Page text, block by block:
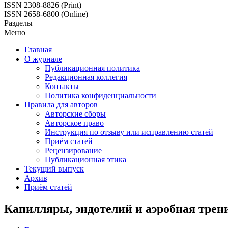
ISSN 2308-8826 (Print)
ISSN 2658-6800 (Online)
Разделы
Меню
Главная
О журнале
Публикационная политика
Редакционная коллегия
Контакты
Политика конфиденциальности
Правила для авторов
Авторские сборы
Авторское право
Инструкция по отзыву или исправлению статей
Приём статей
Рецензирование
Публикационная этика
Текущий выпуск
Архив
Приём статей
Капилляры, эндотелий и аэробная